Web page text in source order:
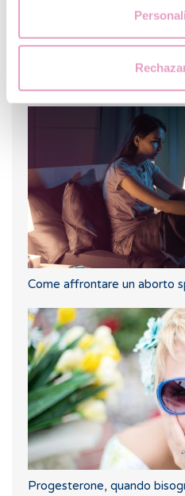
Posso scoprire quale
Come affrontare un aborto
Progesterone, quando